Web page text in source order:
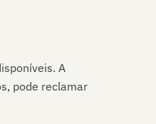
A
pode reclamar